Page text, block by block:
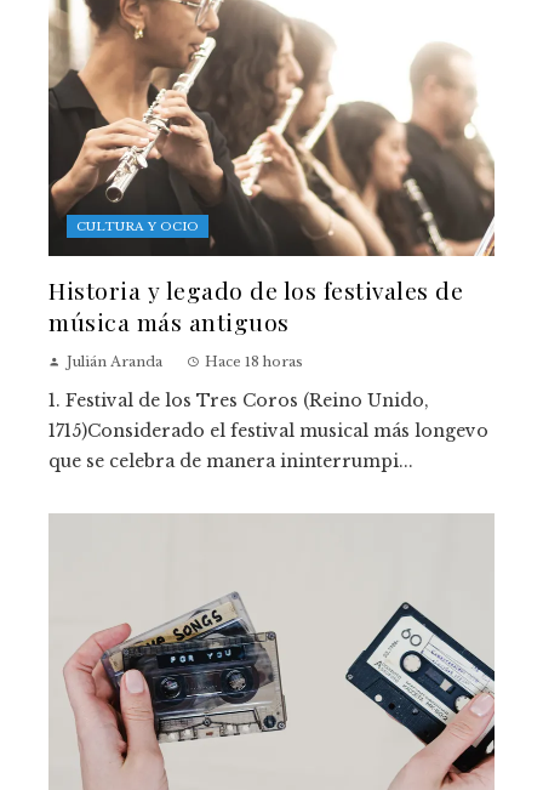
CULTURA Y OCIO
Historia y legado de los festivales de
música más antiguos
Julián Aranda Hace 18 horas
1. Festival de los Tres Coros (Reino Unido,
1715)Considerado el festival musical más longevo
que se celebra de manera ininterrumpi...